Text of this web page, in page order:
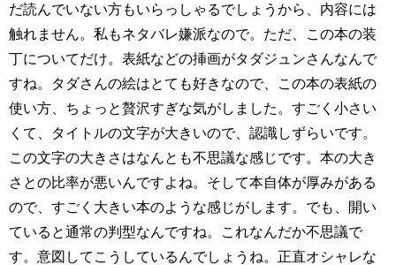
だ読んでいない方もいらっしゃるでしょうから、内容には
触れません。私もネタバレ嫌派なので。ただ、この本の装
丁についてだけ。表紙などの挿画がタダジュンさんなんで
すね。タダさんの絵はとても好きなので、この本の表紙の
使い方、ちょっと贅沢すぎな気がしました。すごく小さい
くて、タイトルの文字が大きいので、認識しずらいです。
この文字の大きさはなんとも不思議な感じです。本の大き
さとの比率が悪いんですよね。そして本自体が厚みがある
ので、すごく大きい本のような感じがします。でも、開い
ていると通常の判型なんですね。これなんだか不思議で
す。意図してこうしているんでしょうね。正直オシャレな